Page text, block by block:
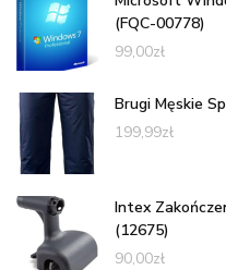
(FQC-00778)
99,00zł
Brugi Męskie
199,99zł
Intex
(12675)
90,00zł